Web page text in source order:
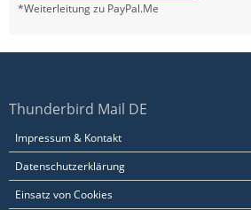
*Weiterleitung zu PayPal.Me
Thunderbird Mail DE
Impressum & Kontakt
Datenschutzerklärung
Einsatz von Cookies